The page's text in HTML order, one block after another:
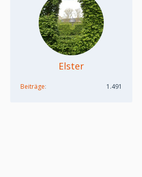
Elster
Beiträge 1.491